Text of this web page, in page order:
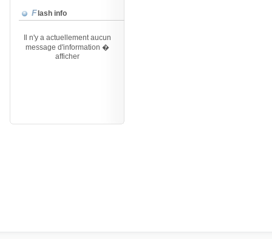
Flash info
Il n'y a actuellement aucun
message d'information �
afficher